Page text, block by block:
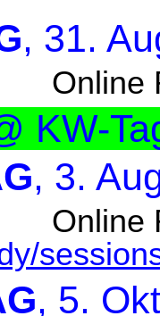
, 31.
Online
KW-
, 3.
Online
, 5.